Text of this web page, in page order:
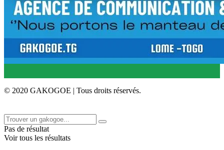
© 2020 GAKOGOE | Tous droits réservés.
Pas de résultat
Voir tous les résultats